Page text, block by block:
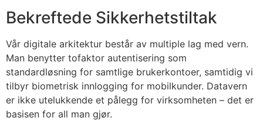
panel
panel
panel
panel
Bekreftede Sikkerhetstiltak
Vår digitale arkitektur består av multiple lag med vern.
Man benytter tofaktor autentisering som
standardløsning for samtlige brukerkontoer, samtidig vi
tilbyr biometrisk innlogging for mobilkunder. Datavern
er ikke utelukkende et pålegg for virksomheten – det er
basisen for all man gjør.